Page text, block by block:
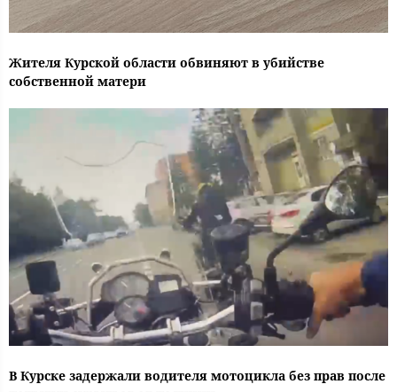
Жителя Курской области обвиняют в убийстве
собственной матери
В Курске задержали водителя мотоцикла без прав после